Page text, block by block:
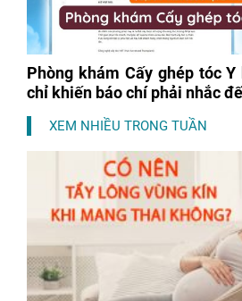
Phòng khám Cấy ghép tóc
chỉ khiến báo chí phải nhắc
XEM NHIỀU TRONG TUẦN